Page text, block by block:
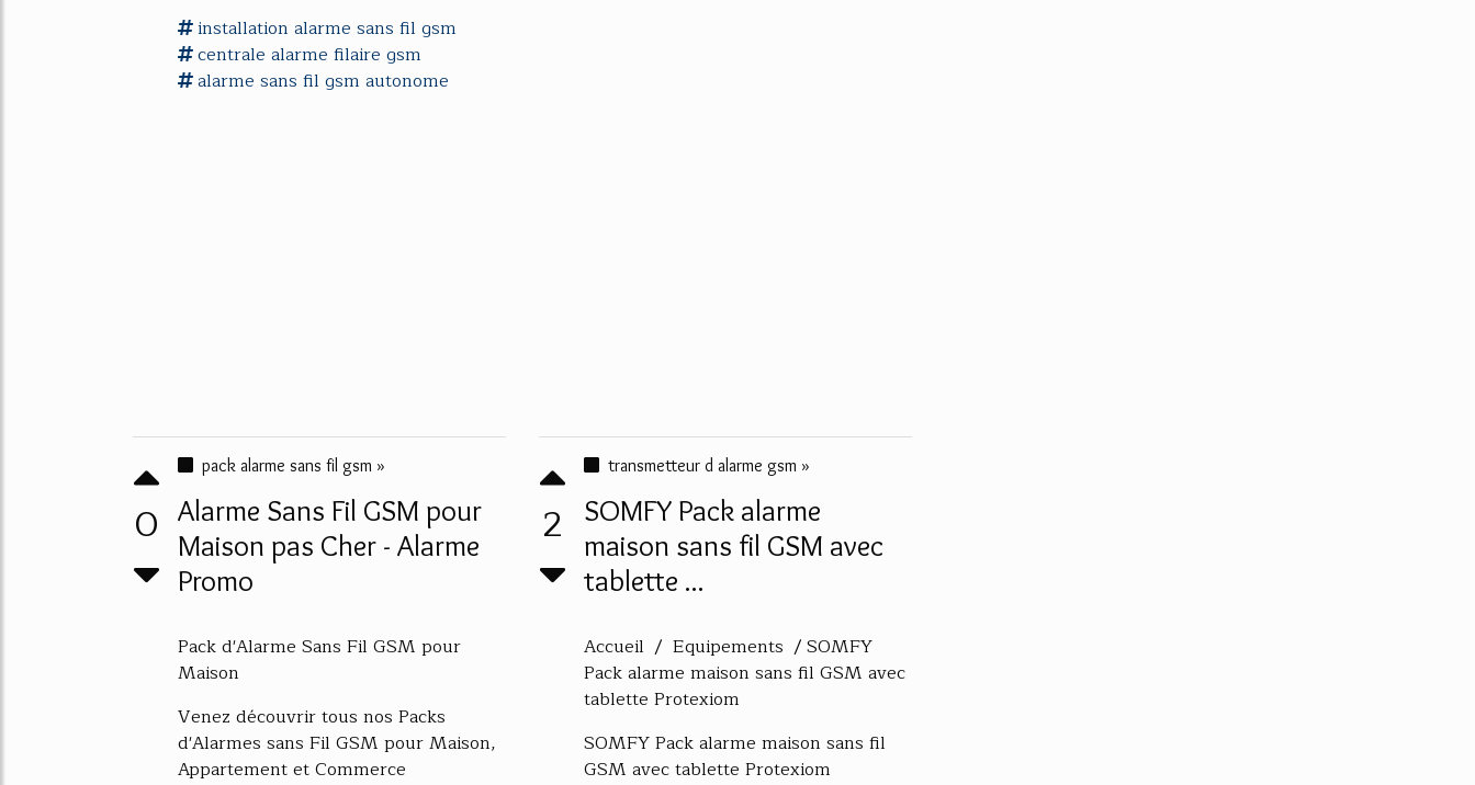
installation alarme sans fil gsm
centrale alarme filaire gsm
alarme sans fil gsm autonome
0
pack alarme sans fil gsm »
Alarme Sans Fil GSM pour
Maison pas Cher - Alarme
Promo
Pack d'Alarme Sans Fil GSM pour
Maison
Venez découvrir tous nos Packs
d'Alarmes sans Fil GSM pour Maison,
Appartement et Commerce
2
transmetteur d alarme gsm »
SOMFY Pack alarme
maison sans fil GSM avec
tablette ...
Accueil / Equipements / SOMFY
Pack alarme maison sans fil GSM avec
tablette Protexiom
SOMFY Pack alarme maison sans fil
GSM avec tablette Protexiom